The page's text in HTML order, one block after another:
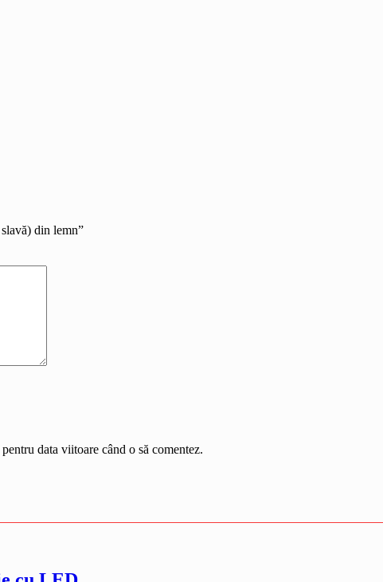
din lemn”
data viitoare când o să comentez.